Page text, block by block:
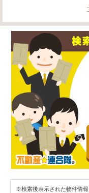
※検索後表示された物件情